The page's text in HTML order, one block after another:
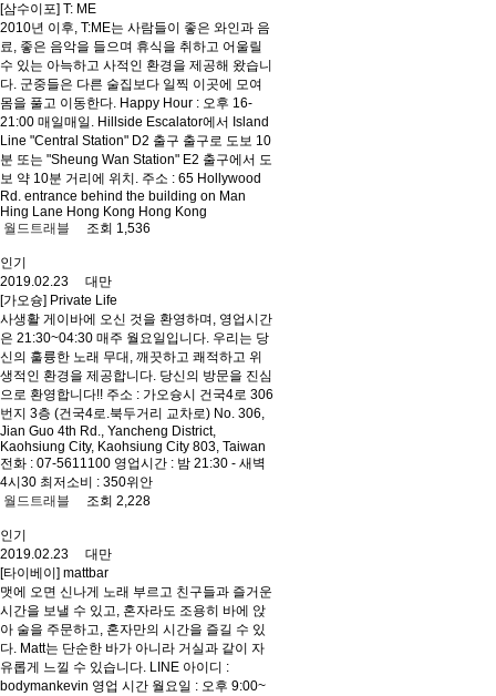
[삼수이포] T: ME
2010년 이후, T:ME는 사람들이 좋은 와인과 음
료, 좋은 음악을 들으며 휴식을 취하고 어울릴
수 있는 아늑하고 사적인 환경을 제공해 왔습니
다. 군중들은 다른 술집보다 일찍 이곳에 모여
몸을 풀고 이동한다. Happy Hour : 오후 16-
21:00 매일매일. Hillside Escalator에서 Island
Line "Central Station" D2 출구 출구로 도보 10
분 또는 "Sheung Wan Station" E2 출구에서 도
보 약 10분 거리에 위치. 주소 : 65 Hollywood
Rd. entrance behind the building on Man
Hing Lane Hong Kong Hong Kong
월드트래블
조회 1,536
인기
2019.02.23 대만
[가오슝] Private Life
사생활 게이바에 오신 것을 환영하며, 영업시간
은 21:30~04:30 매주 월요일입니다. 우리는 당
신의 훌륭한 노래 무대, 깨끗하고 쾌적하고 위
생적인 환경을 제공합니다. 당신의 방문을 진심
으로 환영합니다!! 주소 : 가오슝시 건국4로 306
번지 3층 (건국4로.북두거리 교차로) No. 306,
Jian Guo 4th Rd., Yancheng District,
Kaohsiung City, Kaohsiung City 803, Taiwan
전화 : 07-5611100 영업시간 : 밤 21:30 - 새벽
4시30 최저소비 : 350위안
월드트래블
조회 2,228
인기
2019.02.23 대만
[타이베이] mattbar
맷에 오면 신나게 노래 부르고 친구들과 즐거운
시간을 보낼 수 있고, 혼자라도 조용히 바에 앉
아 술을 주문하고, 혼자만의 시간을 즐길 수 있
다. Matt는 단순한 바가 아니라 거실과 같이 자
유롭게 느낄 수 있습니다. LINE 아이디 :
bodymankevin 영업 시간 월요일 : 오후 9:00~